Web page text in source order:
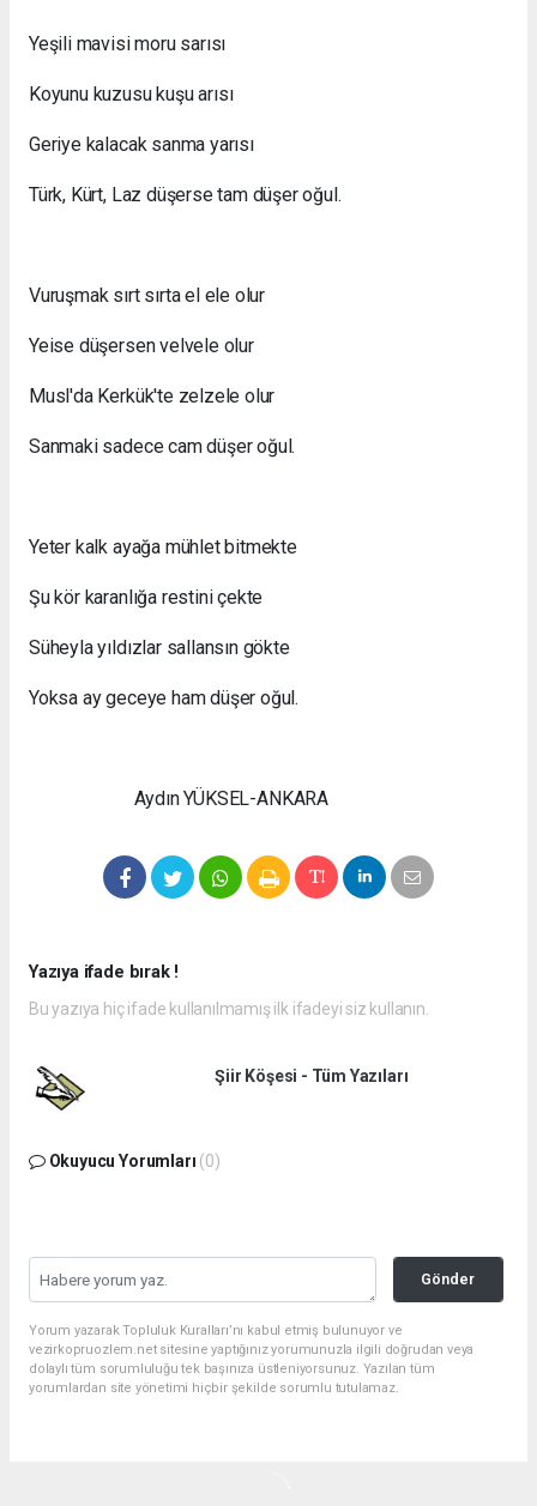
Yeşili mavisi moru sarısı
Koyunu kuzusu kuşu arısı
Geriye kalacak sanma yarısı
Türk, Kürt, Laz düşerse tam düşer oğul.
Vuruşmak sırt sırta el ele olur
Yeise düşersen velvele olur
Musl'da Kerkük'te zelzele olur
Sanmaki sadece cam düşer oğul.
Yeter kalk ayağa mühlet bitmekte
Şu kör karanlığa restini çekte
Süheyla yıldızlar sallansın gökte
Yoksa ay geceye ham düşer oğul.
Aydın YÜKSEL-ANKARA
Yazıya ifade bırak !
Bu yazıya hiç ifade kullanılmamış ilk ifadeyi siz kullanın.
Şiir Köşesi - Tüm Yazıları
Okuyucu Yorumları (0)
Gönder
Yorum yazarak Topluluk Kuralları’nı kabul etmiş bulunuyor ve
vezirkopruozlem.net sitesine yaptığınız yorumunuzla ilgili doğrudan veya
dolaylı tüm sorumluluğu tek başınıza üstleniyorsunuz. Yazılan tüm
yorumlardan site yönetimi hiçbir şekilde sorumlu tutulamaz.